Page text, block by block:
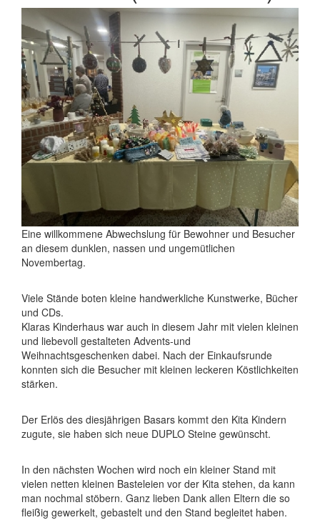
Eine willkommene Abwechslung für Bewohner und Besucher
an diesem dunklen, nassen und ungemütlichen
Novembertag.
Viele Stände boten kleine handwerkliche Kunstwerke, Bücher
und CDs.
Klaras Kinderhaus war auch in diesem Jahr mit vielen kleinen
und liebevoll gestalteten Advents-und
Weihnachtsgeschenken dabei. Nach der Einkaufsrunde
konnten sich die Besucher mit kleinen leckeren Köstlichkeiten
stärken.
Der Erlös des diesjährigen Basars kommt den Kita Kindern
zugute, sie haben sich neue DUPLO Steine gewünscht.
In den nächsten Wochen wird noch ein kleiner Stand mit
vielen netten kleinen Basteleien vor der Kita stehen, da kann
man nochmal stöbern. Ganz lieben Dank allen Eltern die so
fleißig gewerkelt, gebastelt und den Stand begleitet haben.